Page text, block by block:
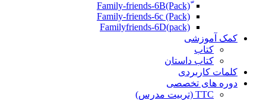
Family-friends-6c (Pack)
Familyfriends-6D(pack)
کمک آموزشی
کتاب
کتاب داستان
کلمات کاربردی
دوره های تخصصی
TTC (تربیت مدرس)